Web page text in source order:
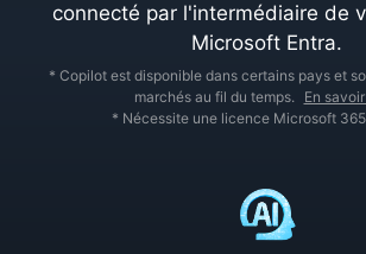
connecté par l'intermédiaire de
Microsoft Entra.
* Copilot est disponible dans certains pays et
marchés au fil du temps. En
* Nécessite une licence Microsoft